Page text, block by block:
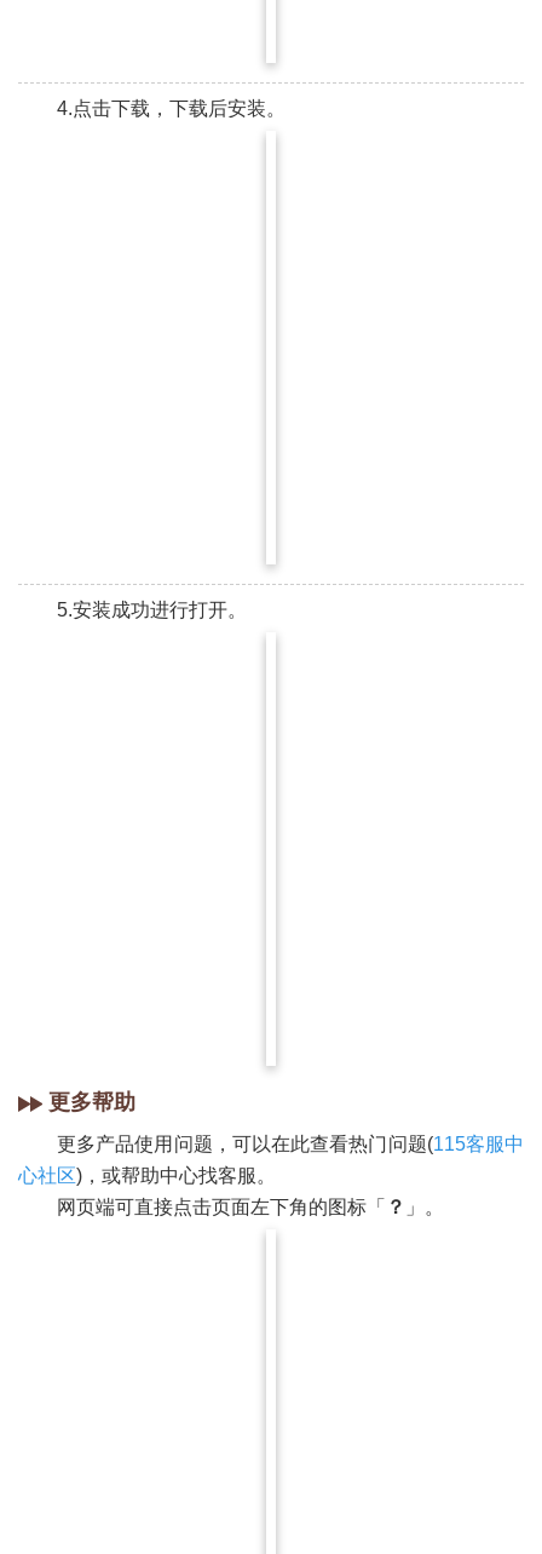
4.点击下载，下载后安装。
5.安装成功进行打开。
更多帮助
更多产品使用问题，可以在此查看热门问题(115客服中
心社区)，或帮助中心找客服。
网页端可直接点击页面左下角的图标「 ？ 」。